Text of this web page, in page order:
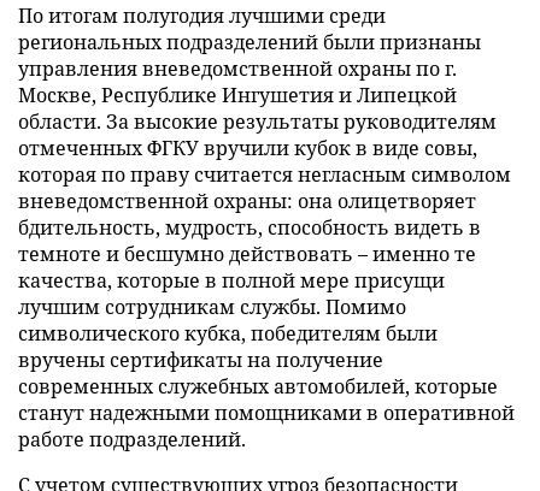
По итогам полугодия лучшими среди
региональных подразделений были признаны
управления вневедомственной охраны по г.
Москве, Республике Ингушетия и Липецкой
области. За высокие результаты руководителям
отмеченных ФГКУ вручили кубок в виде совы,
которая по праву считается негласным символом
вневедомственной охраны: она олицетворяет
бдительность, мудрость, способность видеть в
темноте и бесшумно действовать – именно те
качества, которые в полной мере присущи
лучшим сотрудникам службы. Помимо
символического кубка, победителям были
вручены сертификаты на получение
современных служебных автомобилей, которые
станут надежными помощниками в оперативной
работе подразделений.
С учетом существующих угроз безопасности